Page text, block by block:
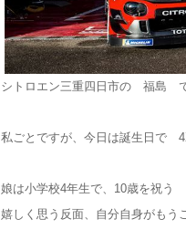
シトロエン三重四日市の 福島 で
私ごとですが、今日は誕生日で
娘は小学校4年生で、10歳を祝う
嬉しく思う反面、自分自身がもう